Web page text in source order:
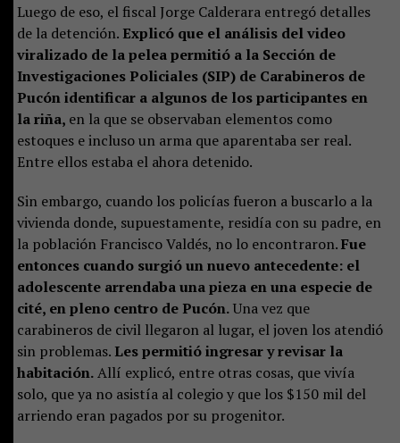
Luego de eso, el fiscal Jorge Calderara entregó detalles
de la detención. Explicó que el análisis del video
viralizado de la pelea permitió a la Sección de
Investigaciones Policiales (SIP) de Carabineros de
Pucón identificar a algunos de los participantes en
la riña, en la que se observaban elementos como
estoques e incluso un arma que aparentaba ser real.
Entre ellos estaba el ahora detenido.
Sin embargo, cuando los policías fueron a buscarlo a la
vivienda donde, supuestamente, residía con su padre, en
la población Francisco Valdés, no lo encontraron.Fue
entonces cuando surgió un nuevo antecedente: el
adolescente arrendaba una pieza en una especie de
cité, en pleno centro de Pucón.Una vez que
carabineros de civil llegaron al lugar, el joven los atendió
sin problemas. Les permitió ingresar y revisar la
habitación.Allí explicó, entre otras cosas, que vivía
solo, que ya no asistía al colegio y que los $150 mil del
arriendo eran pagados por su progenitor.